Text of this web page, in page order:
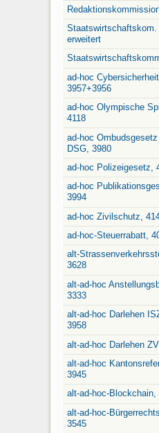
Staatswirtschaftskom.
erweitert
ad-hoc Cybersicherheit,
3957+3956
ad-hoc Olympische
4118
ad-hoc
DSG, 3980
ad-hoc Polizeigesetz,
ad-hoc
3994
ad-hoc Zivilschutz,
ad-hoc-Steuerrabatt,
alt-
3628
alt-ad-hoc
3333
alt-ad-hoc Darlehen
3958
alt-ad-hoc Darlehen
alt-ad-hoc
3945
alt-ad-hoc-Blockchain,
alt-ad-hoc-
3545